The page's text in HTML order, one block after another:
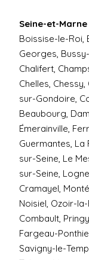
Seine-et-Marne
Boissise-le-Roi,
Georges,
Chalifert,
Chelles,
sur-Gondoire,
Beaubourg,
Émerainville,
Guermantes,
sur-Seine, Le
sur-Seine,
Cramayel,
Noisiel, Ozoir-
Combault,
Fargeau-
Savigny-le-